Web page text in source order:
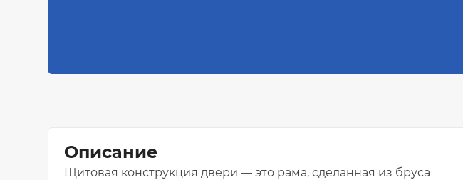
Описание
Щитовая конструкция двери — это рама, сделанная из бруса